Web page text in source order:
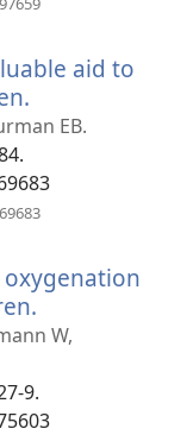
окне)aid to
в
окне)
EB.
окне)
oxygenation
в
окне)
W,
9.